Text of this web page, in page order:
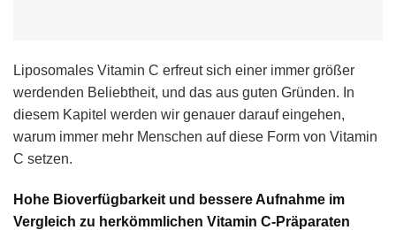
Liposomales Vitamin C erfreut sich einer immer größer
werdenden Beliebtheit, und das aus guten Gründen. In
diesem Kapitel werden wir genauer darauf eingehen,
warum immer mehr Menschen auf diese Form von Vitamin
C setzen.
Hohe Bioverfügbarkeit und bessere Aufnahme im
Vergleich zu herkömmlichen Vitamin C-Präparaten